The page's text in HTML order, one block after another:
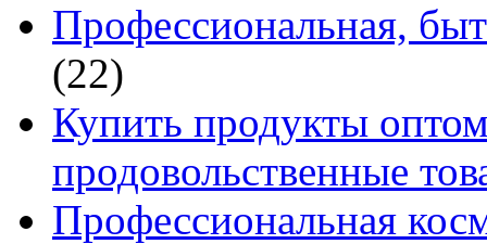
Профессиональная,
(22)
Купить продукты
продовольственные
Профессиональная